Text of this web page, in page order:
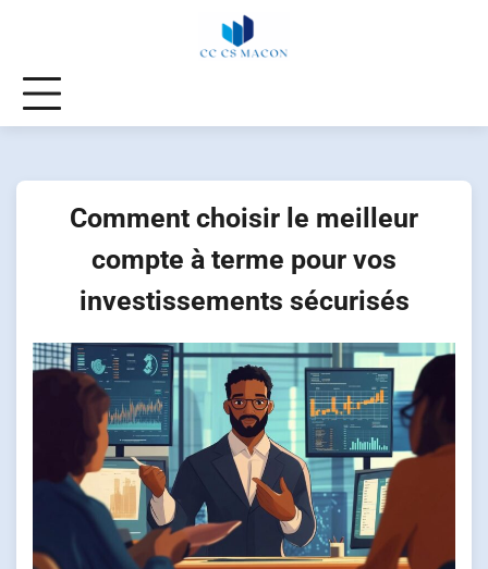
Comment choisir le meilleur
compte à terme pour vos
investissements sécurisés